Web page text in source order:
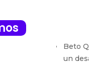
Beto
un